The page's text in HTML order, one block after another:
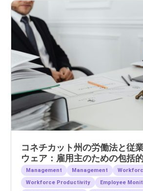
コネチカット州の労働法と従
ウェア：雇用主のための包括
Management Management
Workforce Productivity
Employee